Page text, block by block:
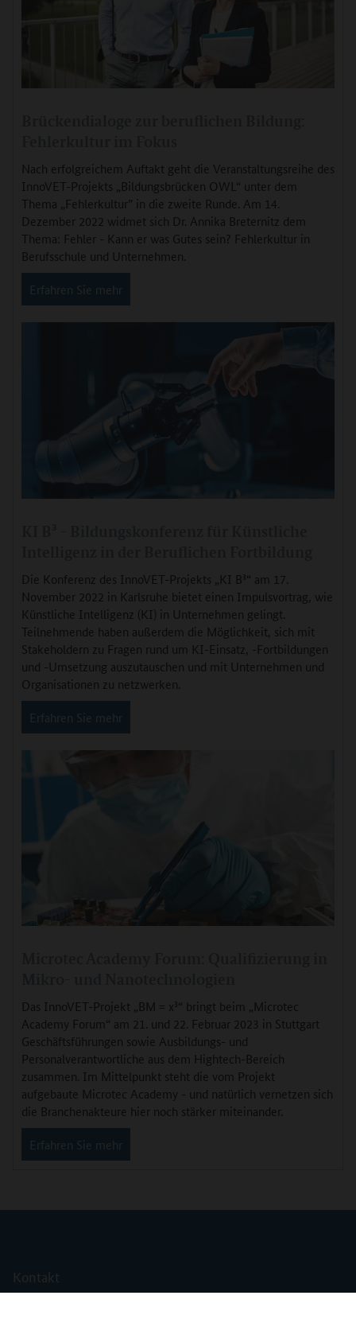
Nach erfolgreichem Auftakt geht die Veranstaltungsreihe des
InnoVET-Projekts „Bildungsbrücken OWL“ unter dem
Thema „Fehlerkultur” in die zweite Runde. Am 14.
Dezember 2022 widmet sich Dr. Annika Breternitz dem
Thema: Fehler - Kann er was Gutes sein? Fehlerkultur in
Berufsschule und Unternehmen.
Erfahren Sie mehr
Die Konferenz des InnoVET-Projekts „KI B³“ am 17.
November 2022 in Karlsruhe bietet einen Impulsvortrag, wie
Künstliche Intelligenz (KI) in Unternehmen gelingt.
Teilnehmende haben außerdem die Möglichkeit, sich mit
Stakeholdern zu Fragen rund um KI-Einsatz, -Fortbildungen
und -Umsetzung auszutauschen und mit Unternehmen und
Organisationen zu netzwerken.
Erfahren Sie mehr
Das InnoVET-Projekt „BM = x³“ bringt beim „Microtec
Academy Forum“ am 21. und 22. Februar 2023 in Stuttgart
Geschäftsführungen sowie Ausbildungs- und
Personalverantwortliche aus dem Hightech-Bereich
zusammen. Im Mittelpunkt steht die vom Projekt
aufgebaute Microtec Academy - und natürlich vernetzen sich
die Branchenakteure hier noch stärker miteinander.
Erfahren Sie mehr
Kontakt